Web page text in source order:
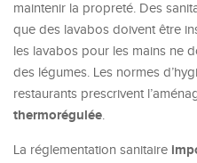
maintenir la propreté. Des
que des lavabos doivent être
les lavabos pour les mains ne
des légumes. Les normes
restaurants prescrivent
thermorégulée.
La réglementation sanitaire